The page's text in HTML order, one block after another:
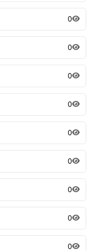
0
0
0
0
0
0
0
0
0